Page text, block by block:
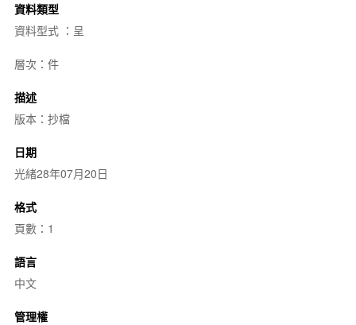
資料類型
資料型式 ：呈
層次：件
描述
版本：抄檔
日期
光緒28年07月20日
格式
頁數：1
語言
中文
管理權